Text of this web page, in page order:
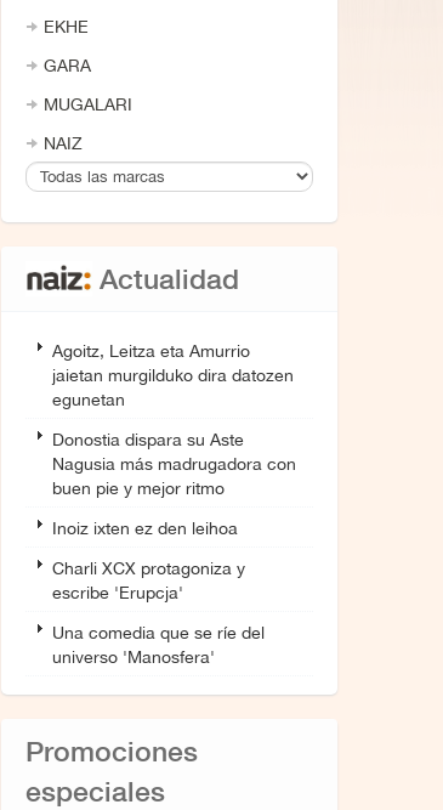
EKHE
GARA
MUGALARI
NAIZ
Actualidad
Agoitz, Leitza eta Amurrio
jaietan murgilduko dira datozen
egunetan
Donostia dispara su Aste
Nagusia más madrugadora con
buen pie y mejor ritmo
Inoiz ixten ez den leihoa
Charli XCX protagoniza y
escribe 'Erupcja'
Una comedia que se ríe del
universo 'Manosfera'
Promociones
especiales